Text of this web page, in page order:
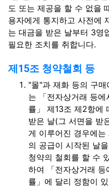
도 또는 제공을 할 수 없을
용자에게 통지하고 사전에
는 대금을 받은 날부터 3영
필요한 조치를 취합니다.
제15조 청약철회 등
"몰"과 재화 등의 구
는 「전자상거래 등
률」 제13조 제2항에
받은 날(그 서면을 받
게 이루어진 경우에
의 공급이 시작된 날
청약의 철회를 할 수
하여 「전자상거래
률」에 달리 정함이